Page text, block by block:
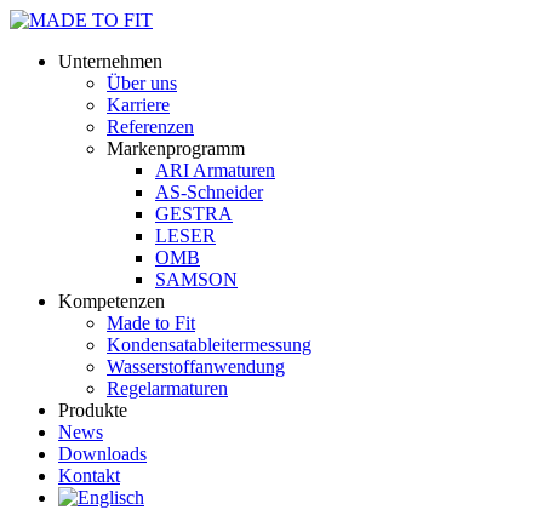
Unternehmen
Über uns
Karriere
Referenzen
Markenprogramm
ARI Armaturen
AS-Schneider
GESTRA
LESER
OMB
SAMSON
Kompetenzen
Made to Fit
Kondensat­ableiter­messung
Wasserstoff­anwendung
Regel­arma­turen
Produkte
News
Downloads
Kontakt